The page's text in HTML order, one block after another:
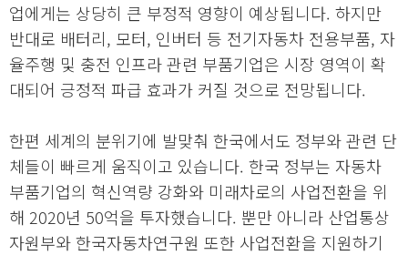
업에게는 상당히 큰 부정적 영향이 예상됩니다. 하지만
반대로 배터리, 모터, 인버터 등 전기자동차 전용부품, 자
율주행 및 충전 인프라 관련 부품기업은 시장 영역이 확
대되어 긍정적 파급 효과가 커질 것으로 전망됩니다.
한편 세계의 분위기에 발맞춰 한국에서도 정부와 관련 단
체들이 빠르게 움직이고 있습니다. 한국 정부는 자동차
부품기업의 혁신역량 강화와 미래차로의 사업전환을 위
해 2020년 50억을 투자했습니다. 뿐만 아니라 산업통상
자원부와 한국자동차연구원 또한 사업전환을 지원하기